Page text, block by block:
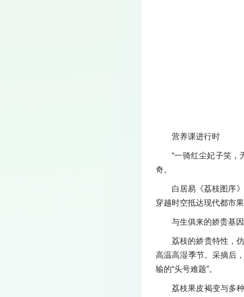
营养课进行时
“一骑红尘妃子笑，
奇。
白居易《荔枝图序
穿越时空抵达现代都市
与生俱来的娇贵基因
荔枝的娇贵特性，
高温高湿季节。采摘后
输的“头号难题”。
荔枝果皮褐变与多